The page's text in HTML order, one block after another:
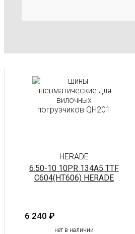
HERADE
6.50-10 10PR 134A5 TTF
C604(HT606) HERADE
6 240 ₽
нет в наличии